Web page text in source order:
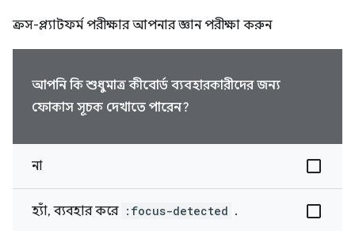
ক্রস-প্ল্যাটফর্ম পরীক্ষার আপনার জ্ঞান পরীক্ষা করুন
আপনি কি শুধুমাত্র কীবোর্ড ব্যবহারকারীদের জন্য
ফোকাস সূচক দেখাতে পারেন?
না
হ্যাঁ, ব্যবহার করে :focus-detected .